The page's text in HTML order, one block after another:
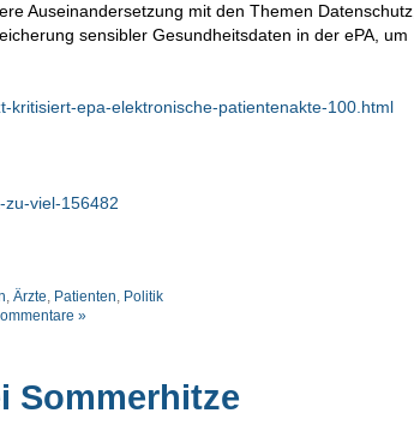
Auseinandersetzung mit den Themen Datenschutz,
sensibler Gesundheitsdaten in der ePA, um
kritisiert-epa-elektronische-patientenakte-100.html
zu-viel-156482
, Ärzte, Patienten, Politik
»
Sommerhitze